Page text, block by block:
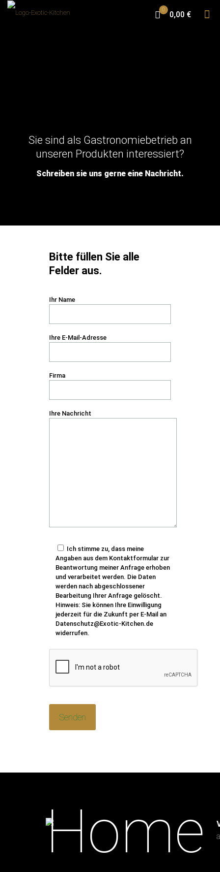
0
0,00 €
Sie sind als Gastronomiebetrieb an
unseren Produkten interessiert?
Schreiben sie uns gerne eine Nachricht.
Bitte füllen Sie alle
Felder aus.
Ihr Name
Ihre E-Mail-Adresse
Firma
Ihre Nachricht
Ich stimme zu, dass meine
Angaben aus dem Kontaktformular zur
Beantwortung meiner Anfrage erhoben
und verarbeitet werden. Die Daten
werden nach abgeschlossener
Bearbeitung Ihrer Anfrage gelöscht.
Hinweis: Sie können Ihre Einwilligung
jederzeit für die Zukunft per E-Mail an
Datenschutz@Exotic-Kitchen.de
widerrufen.